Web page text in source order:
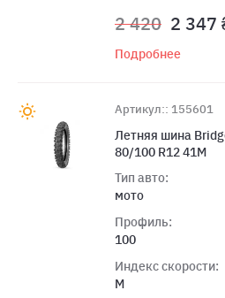
2 420 2 347
Подробнее
Артикул:: 155601
Летняя шина
80/100 R12 41M
Тип авто:
мото
Профиль:
100
Индекс скорости:
M